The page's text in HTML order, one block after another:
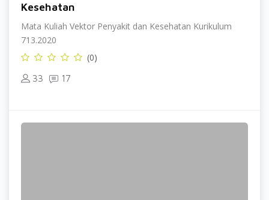
Kesehatan
Mata Kuliah Vektor Penyakit dan Kesehatan Kurikulum
713.2020
(0)
33 17